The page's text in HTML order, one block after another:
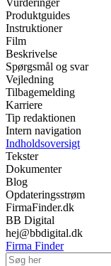
Produktguides
Instruktioner
Film
Beskrivelse
Spørgsmål og svar
Vejledning
Tilbagemelding
Karriere
Tip redaktionen
Intern navigation
Indholdsoversigt
Tekster
Dokumenter
Blog
Opdateringsstrøm
FirmaFinder.dk
BB Digital
hej@bbdigital.dk
Firma Finder